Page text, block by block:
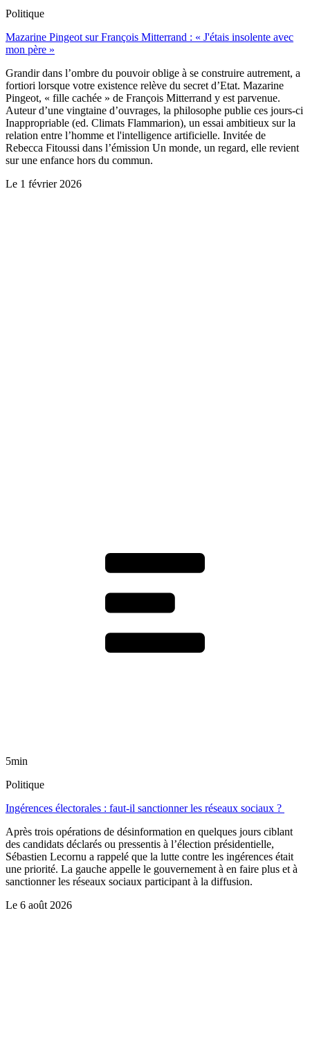
Politique
Mazarine Pingeot sur François Mitterrand : « J'étais insolente avec
mon père »
Grandir dans l’ombre du pouvoir oblige à se construire autrement, a
fortiori lorsque votre existence relève du secret d’Etat. Mazarine
Pingeot, « fille cachée » de François Mitterrand y est parvenue.
Auteur d’une vingtaine d’ouvrages, la philosophe publie ces jours-ci
Inappropriable (ed. Climats Flammarion), un essai ambitieux sur la
relation entre l’homme et l'intelligence artificielle. Invitée de
Rebecca Fitoussi dans l’émission Un monde, un regard, elle revient
sur une enfance hors du commun.
Le 1 février 2026
5min
Politique
Ingérences électorales : faut-il sanctionner les réseaux sociaux ?
Après trois opérations de désinformation en quelques jours ciblant
des candidats déclarés ou pressentis à l’élection présidentielle,
Sébastien Lecornu a rappelé que la lutte contre les ingérences était
une priorité. La gauche appelle le gouvernement à en faire plus et à
sanctionner les réseaux sociaux participant à la diffusion.
Le 6 août 2026